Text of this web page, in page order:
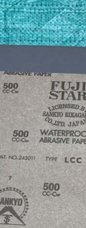
Vải nhám cuộn con Ó,
hiệu Hawk, nhập khẩu
Hàn Quốc
28/07/2026
nhám AA80, kích thước
tờ A4
27/07/2026
Nhám xốp hạ cam, độ
nhám P120, kích thước
75mmx...
25/07/2026
Nhám xốp dạng tấm to
P1000, kích thước
530mm x ...
23/07/2026